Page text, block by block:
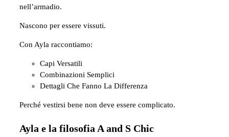
nell’armadio.
Nascono per essere vissuti.
Con Ayla raccontiamo:
Capi Versatili
Combinazioni Semplici
Dettagli Che Fanno La Differenza
Perché vestirsi bene non deve essere complicato.
Ayla e la filosofia A and S Chic